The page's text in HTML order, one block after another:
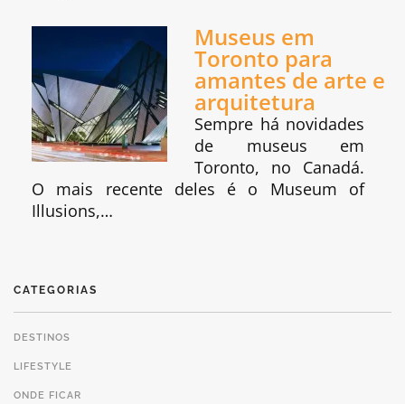
Museus em
Toronto para
amantes de arte e
arquitetura
Sempre há novidades
de museus em
Toronto, no Canadá.
O mais recente deles é o Museum of
Illusions,…
CATEGORIAS
DESTINOS
LIFESTYLE
ONDE FICAR